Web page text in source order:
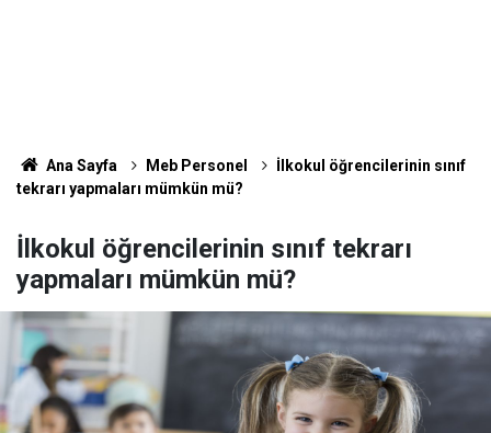
Ana Sayfa Meb Personel
İlkokul öğrencilerinin sınıf
tekrarı yapmaları mümkün mü?
İlkokul öğrencilerinin sınıf tekrarı
yapmaları mümkün mü?